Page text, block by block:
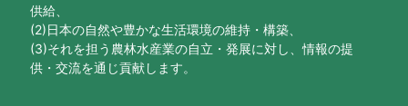
供給、
(2)日本の自然や豊かな生活環境の維持・構築、
(3)それを担う農林水産業の自立・発展に対し、情報の提
供・交流を通じ貢献します。